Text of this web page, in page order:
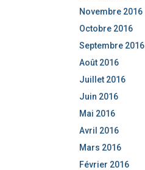
Novembre 2016
Octobre 2016
Septembre 2016
Août 2016
Juillet 2016
Juin 2016
Mai 2016
Avril 2016
Mars 2016
Février 2016